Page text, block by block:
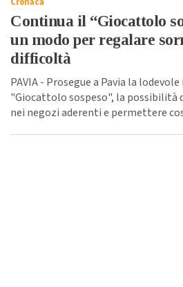
Continua il “Giocattolo
un modo per regalare
difficoltà
PAVIA - Prosegue a Pavia la
"Giocattolo sospeso", la possibilità
nei negozi aderenti e permettere